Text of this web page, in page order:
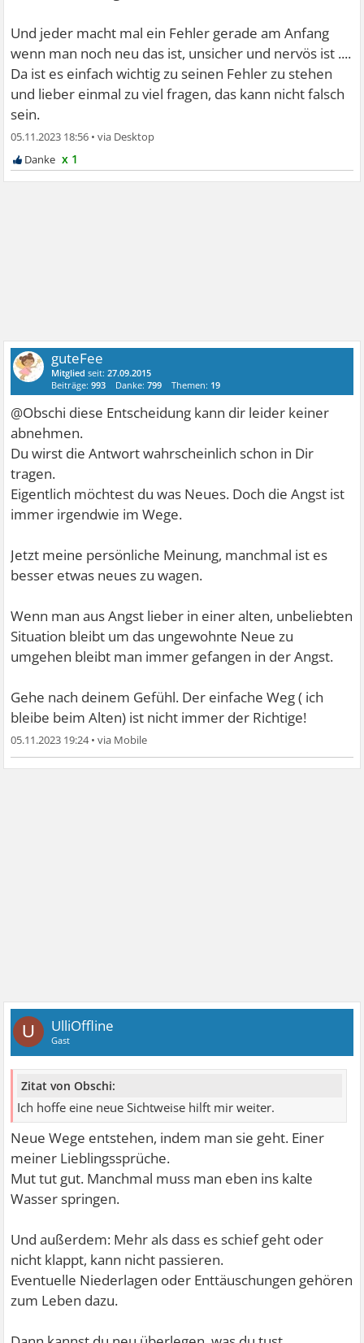
Und jeder macht mal ein Fehler gerade am Anfang
wenn man noch neu das ist, unsicher und nervös ist ....
Da ist es einfach wichtig zu seinen Fehler zu stehen
und lieber einmal zu viel fragen, das kann nicht falsch
sein.
05.11.2023 18:56 •
x 1
guteFee
Mitglied seit:27.09.2015
Beiträge:993 Danke:799 Themen: 19
@Obschi diese Entscheidung kann dir leider keiner
abnehmen.
Du wirst die Antwort wahrscheinlich schon in Dir
tragen.
Eigentlich möchtest du was Neues. Doch die Angst ist
immer irgendwie im Wege.
Jetzt meine persönliche Meinung, manchmal ist es
besser etwas neues zu wagen.
Wenn man aus Angst lieber in einer alten, unbeliebten
Situation bleibt um das ungewohnte Neue zu
umgehen bleibt man immer gefangen in der Angst.
Gehe nach deinem Gefühl. Der einfache Weg ( ich
bleibe beim Alten) ist nicht immer der Richtige!
05.11.2023 19:24•
U UlliOffline
Gast
Zitat von Obschi:
Ich hoffe eine neue Sichtweise hilft mir weiter.
Neue Wege entstehen, indem man sie geht. Einer
meiner Lieblingssprüche.
Mut tut gut. Manchmal muss man eben ins kalte
Wasser springen.
Und außerdem: Mehr als dass es schief geht oder
nicht klappt, kann nicht passieren.
Eventuelle Niederlagen oder Enttäuschungen gehören
zum Leben dazu.